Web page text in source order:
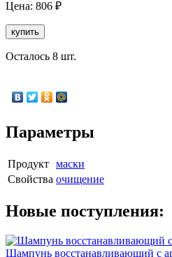
Цена: 806 ₽
купить
Осталось 8 шт.
Параметры
Продукт маски
Свойства очищение
Новые поступления:
Шампунь восстанавливающий с